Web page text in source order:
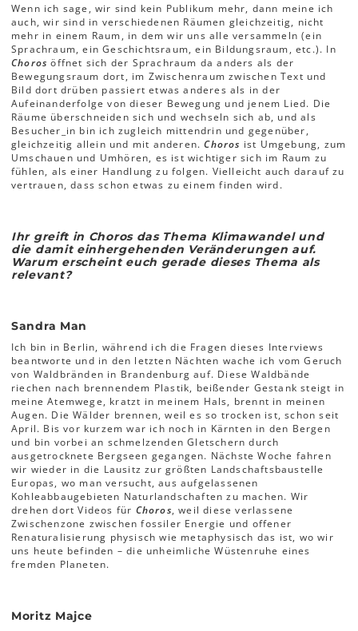
Wenn ich sage, wir sind kein Publikum mehr, dann meine ich
auch, wir sind in verschiedenen Räumen gleichzeitig, nicht
mehr in einem Raum, in dem wir uns alle versammeln (ein
Sprachraum, ein Geschichtsraum, ein Bildungsraum, etc.). In
Choros öffnet sich der Sprachraum da anders als der
Bewegungsraum dort, im Zwischenraum zwischen Text und
Bild dort drüben passiert etwas anderes als in der
Aufeinanderfolge von dieser Bewegung und jenem Lied. Die
Räume überschneiden sich und wechseln sich ab, und als
Besucher_in bin ich zugleich mittendrin und gegenüber,
gleichzeitig allein und mit anderen.Choros ist Umgebung, zum
Umschauen und Umhören, es ist wichtiger sich im Raum zu
fühlen, als einer Handlung zu folgen. Vielleicht auch darauf zu
vertrauen, dass schon etwas zu einem finden wird.
Ihr greift in Choros das Thema Klimawandel und
die damit einhergehenden Veränderungen auf.
Warum erscheint euch gerade dieses Thema als
relevant?
Sandra Man
Ich bin in Berlin, während ich die Fragen dieses Interviews
beantworte und in den letzten Nächten wache ich vom Geruch
von Waldbränden in Brandenburg auf. Diese Waldbände
riechen nach brennendem Plastik, beißender Gestank steigt in
meine Atemwege, kratzt in meinem Hals, brennt in meinen
Augen. Die Wälder brennen, weil es so trocken ist, schon seit
April. Bis vor kurzem war ich noch in Kärnten in den Bergen
und bin vorbei an schmelzenden Gletschern durch
ausgetrocknete Bergseen gegangen. Nächste Woche fahren
wir wieder in die Lausitz zur größten Landschaftsbaustelle
Europas, wo man versucht, aus aufgelassenen
Kohleabbaugebieten Naturlandschaften zu machen. Wir
drehen dort Videos für Choros, weil diese verlassene
Zwischenzone zwischen fossiler Energie und offener
Renaturalisierung physisch wie metaphysisch das ist, wo wir
uns heute befinden – die unheimliche Wüstenruhe eines
fremden Planeten.
Moritz Majce